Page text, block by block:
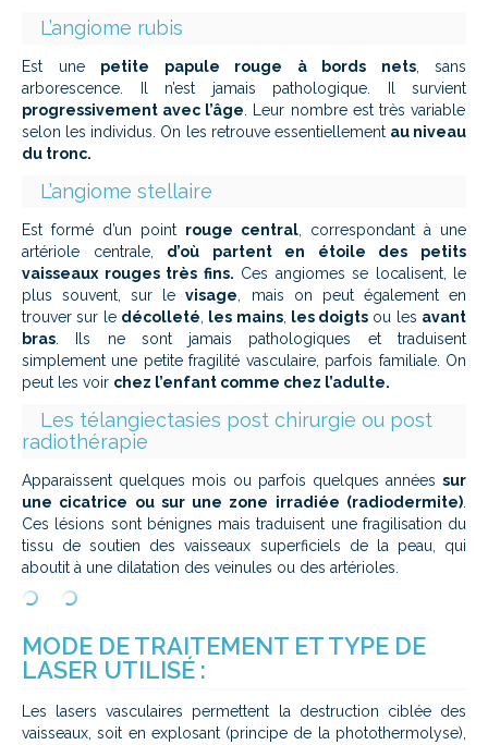
L’angiome rubis
Est une petite papule rouge à bords nets, sans
arborescence. Il n’est jamais pathologique. Il survient
progressivement avec l’âge . Leur nombre est très variable
selon les individus. On les retrouve essentiellement au niveau
du tronc.
L’angiome stellaire
Est formé d’un point rouge central , correspondant à une
artériole centrale, d’où partent en étoile des petits
vaisseaux rouges très fins. Ces angiomes se localisent, le
plus souvent, sur levisage , mais on peut également en
trouver sur le décolleté les mains, les doigts ou les avant
bras . Ils ne sont jamais pathologiques et traduisent
simplement une petite fragilité vasculaire, parfois familiale. On
peut les voir chez l’enfant comme chez l’adulte.
Les télangiectasies post chirurgie ou post
radiothérapie
Apparaissent quelques mois ou parfois quelques années sur
une cicatrice ou sur une zone irradiée (radiodermite)
Ces lésions sont bénignes mais traduisent une fragilisation du
tissu de soutien des vaisseaux superficiels de la peau, qui
aboutit à une dilatation des veinules ou des artérioles.
MODE DE TRAITEMENT ET TYPE DE
LASER UTILISÉ :
Les lasers vasculaires permettent la destruction ciblée des
vaisseaux, soit en explosant (principe de la photothermolyse),